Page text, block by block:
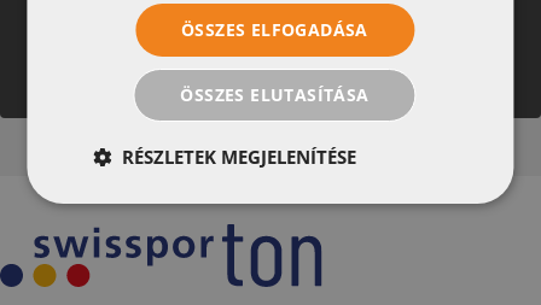
Vegye fel velünk a kapcsolatot
ÖSSZES ELFOGADÁSA
ÖSSZES ELUTASÍTÁSA
RÉSZLETEK MEGJELENÍTÉSE